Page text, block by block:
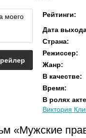
Рейтинги:
Дата
Страна:
Режиссер:
Жанр:
В качестве:
Время:
В ролях
Виктория
«Мужские